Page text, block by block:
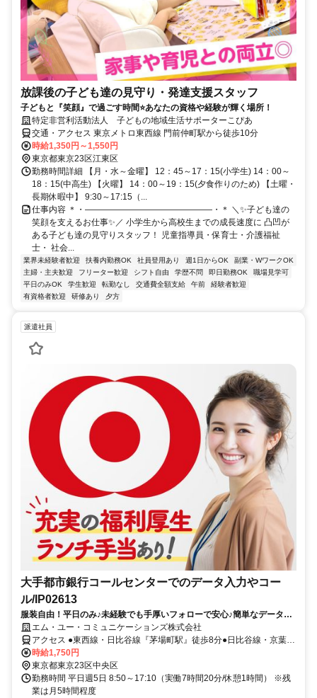
放課後の子ども達の見守り・発達支援スタッフ
子どもと『笑顔』で過ごす時間⭐あなたの資格や経験が輝く場所！
特定非営利活動法人 子どもの地域生活サポーターこぴあ
交通・アクセス 東京メトロ東西線 門前仲町駅から徒歩10分
時給1,350円～1,550円
東京都東京23区江東区
勤務時間詳細 【月・水～金曜】 12：45～17：15(小学生) 14：00～
18：15(中高生) 【火曜】 14：00～19：15(夕食作りのため) 【土曜・
長期休暇中】 9:30～17:15（...
仕事内容 ＊・―――――――――――――――・＊ ＼✨子ども達の
笑顔を支えるお仕事✨／ 小学生から高校生までの成長速度に 凸凹が
ある子ども達の見守りスタッフ！ 児童指導員・保育士・介護福祉
士・ 社会...
業界未経験者歓迎 扶養内勤務OK 社員登用あり 週1日からOK
副業・WワークOK
主婦・主夫歓迎
フリーター歓迎 シフト自由 学歴不問 即日勤務OK
職場見学可
平日のみOK
学生歓迎 転勤なし 交通費全額支給 午前
経験者歓迎
有資格者歓迎
研修あり 夕方
派遣社員
大手都市銀行コールセンターでのデータ入力やコー
ル/IP02613
服装自由！平日のみ♪未経験でも手厚いフォローで安心♪簡単なデータ入
力やコール
エム・ユー・コミュニケーションズ株式会社
アクセス ●東西線・日比谷線『茅場町駅』徒歩8分●日比谷線・京葉線
『八丁堀駅』徒歩6分
時給1,750円
東京都東京23区中央区
勤務時間 平日週5日 8:50～17:10（実働7時間20分/休憩1時間） ※残
業は月5時間程度